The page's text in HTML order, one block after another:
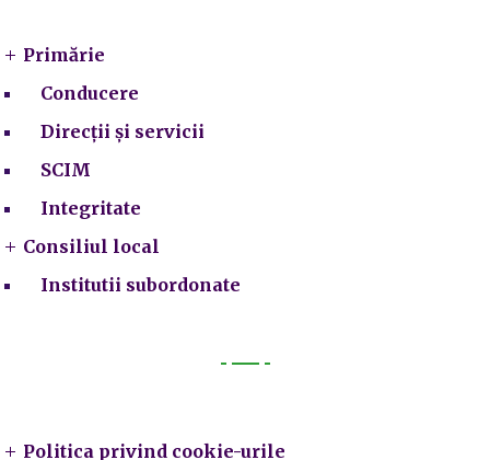
Primărie
Conducere
Direcții și servicii
SCIM
Integritate
Consiliul local
Institutii subordonate
Politica privind cookie-urile